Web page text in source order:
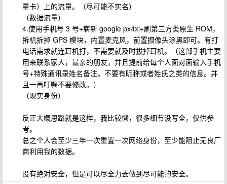
量卡）上的流量。（尽可能不实名）
（数据流量）
4.使用手机号 3 号+崭新 google px4xl+刷第三方类原生 ROM，
拆机拆掉 GPS 模块，内置麦克风，前置摄像头涂黑即可。有打
电话需求就连耳机打，不需要就及时拔掉耳机。（这部手机主要
用来联系家人，最亲的朋友，并且提前给每个人面对面输入手机
号+特殊通讯录姓名备注。不要有昵称或者姓氏之类的信息。并
且一再叮嘱不要修改。）
（现实身份）
反正大概思路就是这样，我比较懒，很多细节没写全，仅供参
考。
总之个人会至少三年一次重置一次网络身份，至少能阻止无良厂
商利用我的数据。
没有绝对安全，但是可以尽全力去做到尽可能的安全。